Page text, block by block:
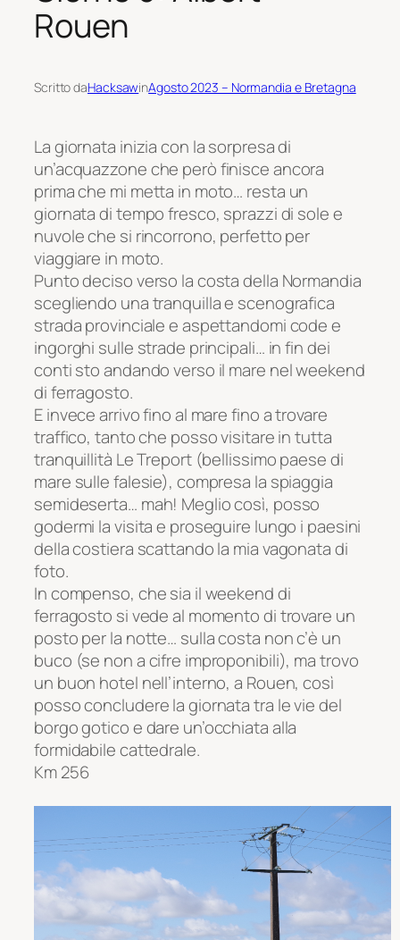
Rouen
Scritto daHacksawinAgosto 2023 – Normandia e Bretagna
La giornata inizia con la sorpresa di
un’acquazzone che però finisce ancora
prima che mi metta in moto… resta un
giornata di tempo fresco, sprazzi di sole e
nuvole che si rincorrono, perfetto per
viaggiare in moto.
Punto deciso verso la costa della Normandia
scegliendo una tranquilla e scenografica
strada provinciale e aspettandomi code e
ingorghi sulle strade principali… in fin dei
conti sto andando verso il mare nel weekend
di ferragosto.
E invece arrivo fino al mare fino a trovare
traffico, tanto che posso visitare in tutta
tranquillità Le Treport (bellissimo paese di
mare sulle falesie), compresa la spiaggia
semideserta… mah! Meglio così, posso
godermi la visita e proseguire lungo i paesini
della costiera scattando la mia vagonata di
foto.
In compenso, che sia il weekend di
ferragosto si vede al momento di trovare un
posto per la notte… sulla costa non c’è un
buco (se non a cifre improponibili), ma trovo
un buon hotel nell’interno, a Rouen, così
posso concludere la giornata tra le vie del
borgo gotico e dare un’occhiata alla
formidabile cattedrale.
Km 256